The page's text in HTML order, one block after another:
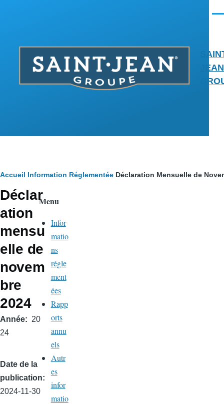
JEAN
Fil
d'Ariane
Accueil Information Réglementée Déclaration Mensuelle de
Déclar
ation
mensu
elle de
novem
bre
2024
Année
20
24
Date de la
publication
2024-11-30
Menu
Infor
matio
ns
régle
ment
ées
Rapp
orts
annu
els
Autr
es
infor
matio